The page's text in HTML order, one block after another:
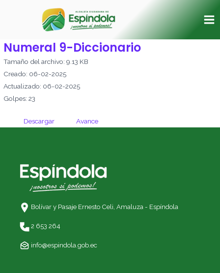
Numeral 9-Diccionario
Tamaño del archivo: 9.13 KB
Creado: 06-02-2025
Actualizado: 06-02-2025
Golpes: 23
Descargar Avance
Bolívar y Pasaje Ernesto Celi, Amaluza - Espíndola
2 653 264
info@espindola.gob.ec